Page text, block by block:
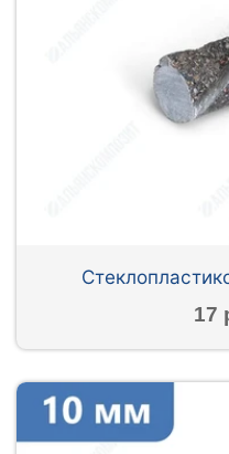
17